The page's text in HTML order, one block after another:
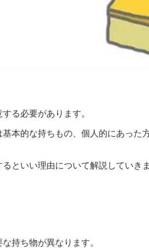
る必要があります。
本的な持ちもの、個人的にあった
といい理由について解説していきま
持ち物が異なります。